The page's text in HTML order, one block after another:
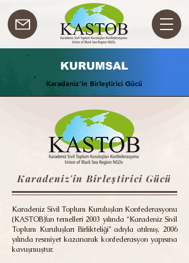
KURUMSAL
Karadeniz'in Birleştirici Gücü
Karadeniz'in Birleştirici Gücü
Karadeniz'in Birleştirici Gücü
Karadeniz Sivil Toplum Kuruluşları Konfederasyonu
(KASTOB)’un temelleri 2003 yılında “Karadeniz Sivil
Toplum Kuruluşları Birlikteliği” adıyla atılmış, 2006
yılında resmiyet kazanarak konfederasyon yapısına
kavuşmuştur.